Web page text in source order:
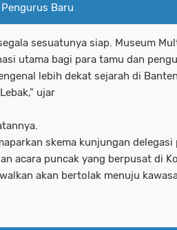
Baru
sesuatunya siap. Museum
utama bagi para tamu dan
lebih dekat sejarah di
ujar
skema kunjungan delegasi
acara puncak yang berpusat di
akan bertolak menuju